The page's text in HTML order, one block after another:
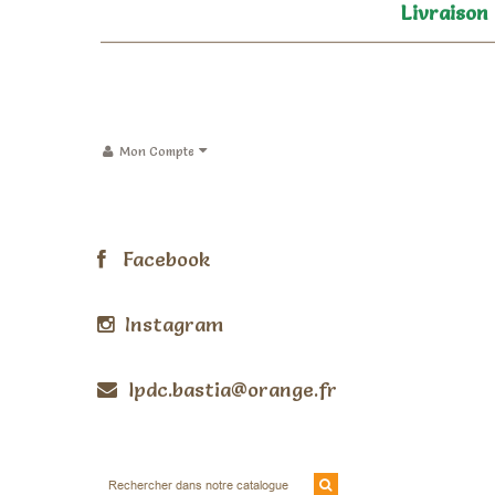
Mon Compte
Facebook
Instagram
lpdc.bastia@orange.fr